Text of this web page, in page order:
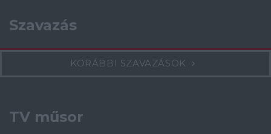
Szavazás
KORÁBBI SZAVAZÁSOK
TV műsor